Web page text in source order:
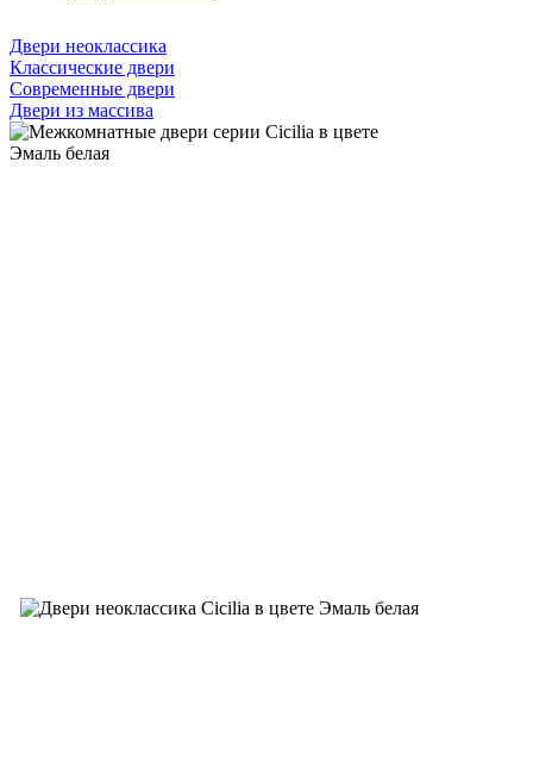
Двери неоклассика
Классические двери
Современные двери
Двери из массива